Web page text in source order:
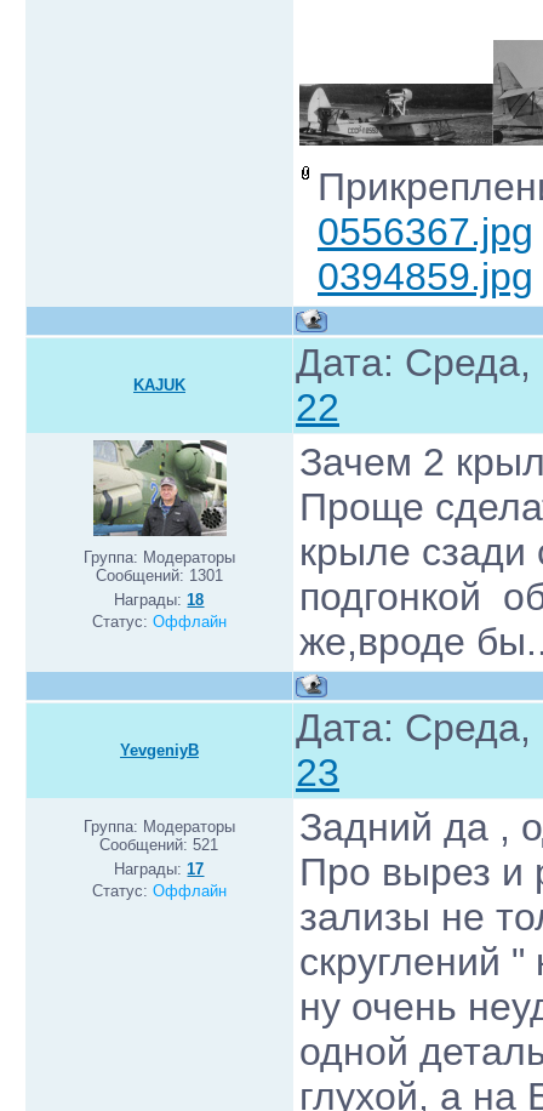
0556367.jpg
0394859.jpg
KAJUK
Дата:
22
Группа: Модераторы
Сообщений: 1301
Награды:18
Статус: Оффлайн
Зачем 2
Проще
крыле сзади
подгонкой
же,вроде
YevgeniyB
Дата:
23
Группа: Модераторы
Сообщений:521
Награды:17
Статус: Оффлайн
Задний да ,
Про вырез и
зализы не
скруглений
ну очень
одной
глухой, а на